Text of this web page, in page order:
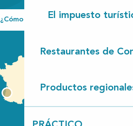
El impuesto
Restaurantes de
Productos
¿Cómo llegar?